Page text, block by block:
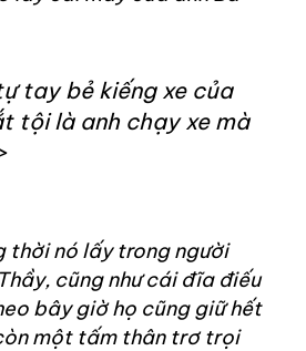
tay bẻ kiếng xe của
tội là anh chạy xe mà
thời nó lấy trong người
cũng như cái đĩa điếu
bây giờ họ cũng giữ hết
một tấm thân trơ trọi